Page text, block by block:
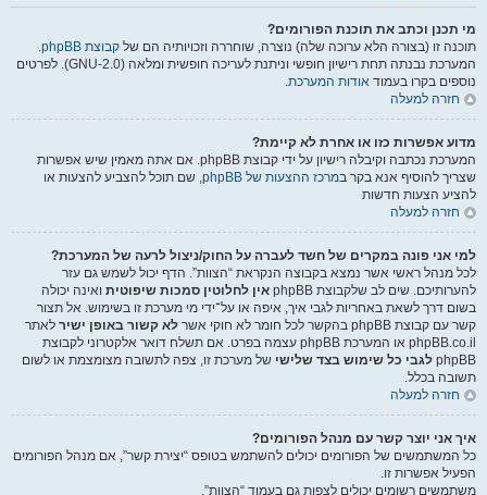
מי תכנן וכתב את תוכנת הפורומים?
תוכנה זו (בצורה הלא ערוכה שלה) נוצרה, שוחררה וזכויותיה הם של קבוצת phpBB
.
המערכת נבנתה תחת רישיון חופשי וניתנת לעריכה חופשית ומלאה (GNU-2.0). לפרטים
נוספים בקרו בעמוד אודות המערכת.
חזרה למעלה
מדוע אפשרות כזו או אחרת לא קיימת?
המערכת נכתבה וקיבלה רישיון על ידי קבוצת phpBB. אם אתה מאמין שיש אפשרות
שצריך להוסיף אנא בקר במרכז ההצעות של phpBB
, שם תוכל להצביע להצעות או
להציע הצעות חדשות
חזרה למעלה
למי אני פונה במקרים של חשד לעברה על החוק/ניצול לרעה של המערכת?
לכל מנהל ראשי אשר נמצא בקבוצה הנקראת “הצוות”. הדף יכול לשמש גם עזר
להערותיכם. שים לב שלקבוצת phpBB
אין לחלוטין סמכות שיפוטית ואינה יכולה
בשום דרך לשאת באחריות לגבי איך, איפה או על־ידי מי מערכת זו בשימוש. אל תצור
קשר עם קבוצת phpBB בהקשר לכל חומר לא חוקי אשר
לא קשור באופן ישיר לאתר
phpBB.co.il או המערכת phpBB עצמה בפרט. אם תשלח דואר אלקטרוני לקבוצת
phpBB לגבי כל שימוש בצד שלישי של מערכת זו, צפה לתשובה מצומצמת או לשום
תשובה בכלל.
חזרה למעלה
איך אני יוצר קשר עם מנהל הפורומים?
כל המשתמשים של הפורומים יכולים להשתמש בטופס “יצירת קשר”, אם מנהל הפורומים
הפעיל אפשרות זו.
משתמשים רשומים יכולים לצפות גם בעמוד “הצוות”.